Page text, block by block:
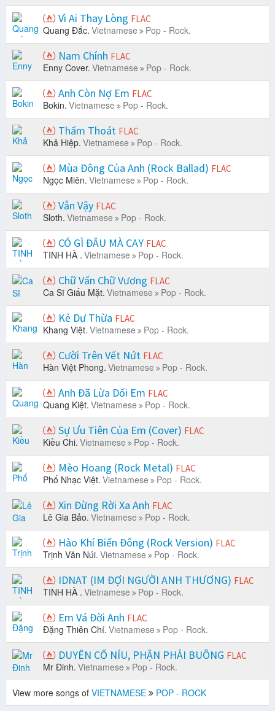
Vì Ai Thay Lòng FLAC
Quang Đắc. Vietnamese Pop - Rock.
Nam Chính FLAC
Enny Cover. Vietnamese Pop - Rock.
Anh Còn Nợ Em FLAC
Bokin. Vietnamese Pop - Rock.
Thấm Thoát FLAC
Khả Hiệp. Vietnamese Pop - Rock.
Mùa Đông Của Anh (Rock Ballad) FLAC
Ngọc Miên. Vietnamese Pop - Rock.
Vẫn Vậy FLAC
Sloth. Vietnamese Pop - Rock.
CÓ GÌ ĐÂU MÀ CAY FLAC
TINH HÀ . Vietnamese Pop - Rock.
Chữ Vấn Chữ Vương FLAC
Ca Sĩ Giấu Mặt. Vietnamese Pop - Rock.
Kẻ Dư Thừa FLAC
Khang Việt. Vietnamese Pop - Rock.
Cười Trên Vết Nứt FLAC
Hàn Việt Phong. Vietnamese Pop - Rock.
Anh Đã Lừa Dối Em FLAC
Quang Kiệt. Vietnamese Pop - Rock.
Sự Ưu Tiên Của Em (Cover) FLAC
Kiều Chi. Vietnamese Pop - Rock.
Mèo Hoang (Rock Metal) FLAC
Phố Nhạc Việt. Vietnamese Pop - Rock.
Xin Đừng Rời Xa Anh FLAC
Lê Gia Bảo. Vietnamese Pop - Rock.
Hào Khí Biển Đông (Rock Version) FLAC
Trịnh Văn Núi. Vietnamese Pop - Rock.
IDNAT (IM ĐỢI NGƯỜI ANH THƯƠNG) FLAC
TINH HÀ . Vietnamese Pop - Rock.
Em Vá Đời Anh FLAC
Đặng Thiên Chí. Vietnamese Pop - Rock.
DUYÊN CỐ NÍU, PHẬN PHẢI BUÔNG FLAC
Mr Đinh. Vietnamese Pop - Rock.
View more songs of VIETNAMESE POP - ROCK